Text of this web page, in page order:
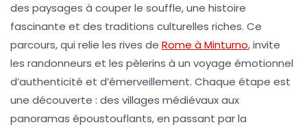
des paysages à couper le souffle, une histoire
fascinante et des traditions culturelles riches. Ce
parcours, qui relie les rives de Rome à Minturno, invite
les randonneurs et les pèlerins à un voyage émotionnel
d’authenticité et d’émerveillement. Chaque étape est
une découverte : des villages médiévaux aux
panoramas époustouflants, en passant par la